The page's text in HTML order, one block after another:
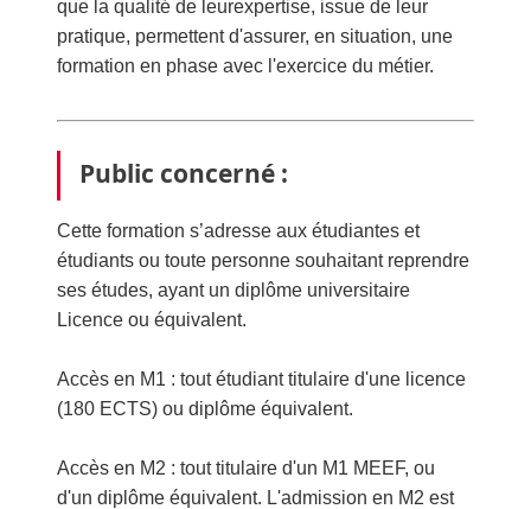
que la qualité de leurexpertise, issue de leur
pratique, permettent d'assurer, en situation, une
formation en phase avec l'exercice du métier.
Public concerné :
Cette formation s’adresse aux étudiantes et
étudiants ou toute personne souhaitant reprendre
ses études, ayant un diplôme universitaire
Licence ou équivalent.
Accès en M1 : tout étudiant titulaire d'une licence
(180 ECTS) ou diplôme équivalent.
Accès en M2 : tout titulaire d'un M1 MEEF, ou
d'un diplôme équivalent. L'admission en M2 est